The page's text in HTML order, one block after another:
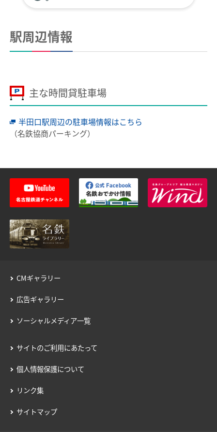
全国相互利用サービス
お買い物で使う
こんなとき、どうするの？
紛失したとき
使えなくなったとき
利用履歴を確認したいとき
manacaのQ＆A
用語の説明
約款／manacaご利用ガイド
駅周辺情報
主な時間貸駐車場
半田口駅周辺の駐車場情報はこちら
（名鉄協商パーキング）
CMギャラリー
広告ギャラリー
ソーシャルメディア一覧
サイトのご利用にあたって
個人情報保護について
リンク集
サイトマップ